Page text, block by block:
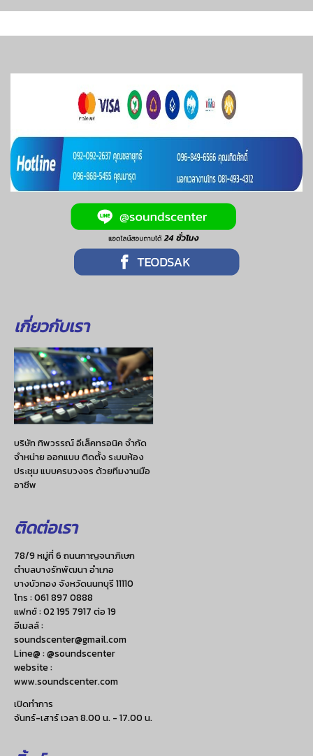
เกี่ยวกับเรา
บริษัท ทิพวรรณ์ อีเล็คทรอนิค จำกัด
จำหน่าย ออกแบบ ติดตั้ง ระบบห้อง
ประชุม แบบครบวงจร ด้วยทีมงานมือ
อาชีพ
ติดต่อเรา
78/9 หมู่ที่ 6 ถนนกาญจนาภิเษก
ตำบลบางรักพัฒนา อำเภอ
บางบัวทอง จังหวัดนนทบุรี 11110
โทร :061 897 0888
แฟกซ์ :02 195 7917 ต่อ 19
อีเมลล์ :
soundscenter@gmail.com
Line@ : @soundscenter
website :
www.soundscenter.com
เปิดทำการ
จันทร์-เสาร์ เวลา 8.00 น. - 17.00 น.